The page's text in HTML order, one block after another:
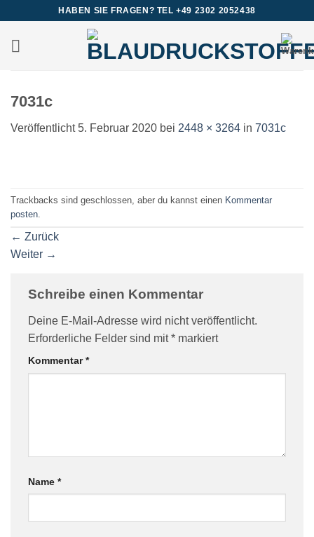
springen
HABEN SIE FRAGEN? TEL +49 2302 2052438
7031c
Veröffentlicht 5. Februar 2020 bei 2448 × 3264 in 7031c
Trackbacks sind geschlossen, aber du kannst einen Kommentar
posten
← Zurück
Weiter →
Schreibe einen Kommentar
Deine E-Mail-Adresse wird nicht veröffentlicht.
Erforderliche Felder sind mit* markiert
Kommentar*
Name *